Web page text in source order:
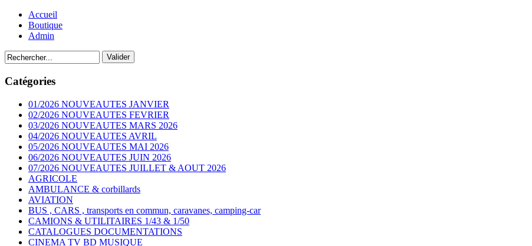
Accueil
Boutique
Admin
Catégories
01/2026 NOUVEAUTES JANVIER
02/2026 NOUVEAUTES FEVRIER
03/2026 NOUVEAUTES MARS 2026
04/2026 NOUVEAUTES AVRIL
05/2026 NOUVEAUTES MAI 2026
06/2026 NOUVEAUTES JUIN 2026
07/2026 NOUVEAUTES JUILLET & AOUT 2026
AGRICOLE
AMBULANCE & corbillards
AVIATION
BUS , CARS , transports en commun, caravanes, camping-car
CAMIONS & UTILITAIRES 1/43 & 1/50
CATALOGUES DOCUMENTATIONS
CINEMA TV BD MUSIQUE